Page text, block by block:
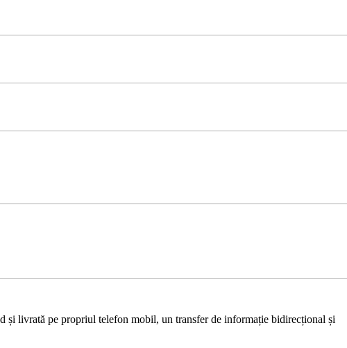
și livrată pe propriul telefon mobil, un transfer de informație bidirecțional și